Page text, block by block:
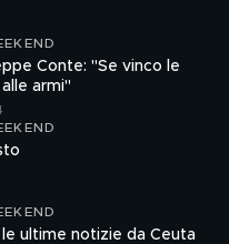
Conte: "Se vinco le
armi"
le ultime notizie da Ceuta